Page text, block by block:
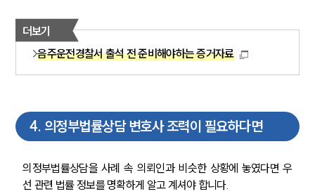
더보기
음주운전경찰서 출석 전 준비해야하는 증거자료
4. 의정부법률상담 변호사 조력이 필요하다면
의정부법률상담을 사례 속 의뢰인과 비슷한 상황에 놓였다면 우
선 관련 법률 정보를 명확하게 알고 계셔야 합니다.